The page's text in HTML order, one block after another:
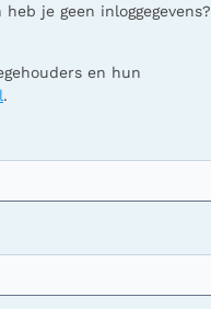
je geen inloggegevens?
en hun
.